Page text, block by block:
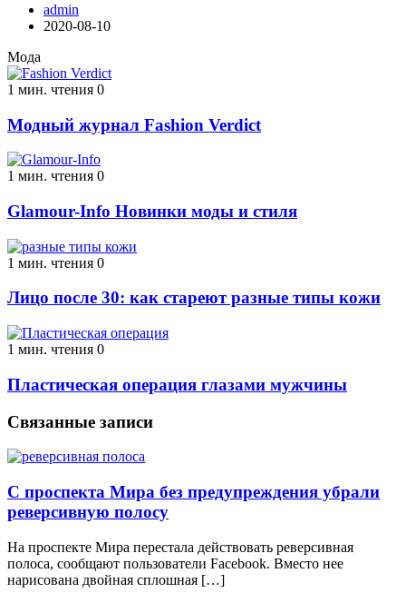
admin
2020-08-10
Мода
1 мин. чтения 0
Модный журнал Fashion Verdict
1 мин. чтения 0
Glamour-Info Новинки моды и стиля
1 мин. чтения 0
Лицо после 30: как стареют разные типы кожи
1 мин. чтения 0
Пластическая операция глазами мужчины
Связанные записи
С проспекта Мира без предупреждения убрали
реверсивную полосу
На проспекте Мира перестала действовать реверсивная
полоса, сообщают пользователи Facebook. Вместо нее
нарисована двойная сплошная […]